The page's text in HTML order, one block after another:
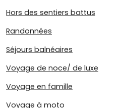
Hors des sentiers battus
Randonnées
Séjours balnéaires
Voyage de noce/ de luxe
Voyage en famille
Voyage à moto